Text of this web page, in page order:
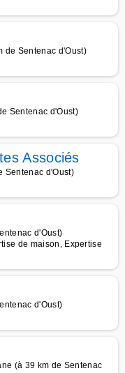
de Sentenac d'Oust)
Sentenac d'Oust)
Associés
Sentenac d'Oust)
d'Oust)
de maison, Expertise
d'Oust)
(à 39 km de Sentenac